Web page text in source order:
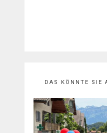
DAS KÖNNTE SIE